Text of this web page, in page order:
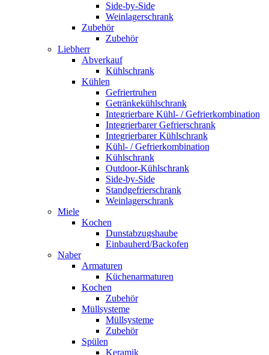
Side-by-Side
Weinlagerschrank
Zubehör
Zubehör
Liebherr
Abverkauf
Kühlschrank
Kühlen
Gefriertruhen
Getränkekühlschrank
Integrierbare Kühl- / Gefrierkombination
Integrierbarer Gefrierschrank
Integrierbarer Kühlschrank
Kühl- / Gefrierkombination
Kühlschrank
Outdoor-Kühlschrank
Side-by-Side
Standgefrierschrank
Weinlagerschrank
Miele
Kochen
Dunstabzugshaube
Einbauherd/Backofen
Naber
Armaturen
Küchenarmaturen
Kochen
Zubehör
Müllsysteme
Müllsysteme
Zubehör
Spülen
Keramik